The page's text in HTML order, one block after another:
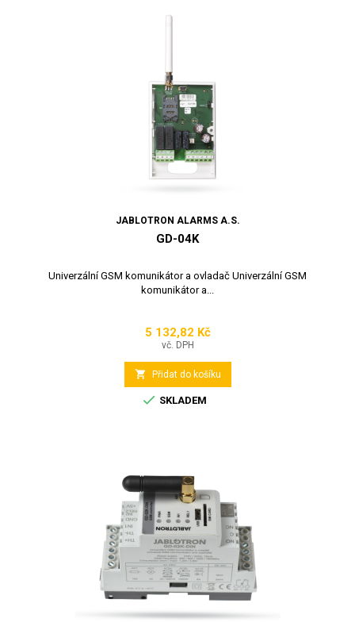
JABLOTRON ALARMS A.S.
GD-04K
Univerzální GSM komunikátor a ovladač Univerzální GSM
komunikátor a...
Cena
5 132,82 Kč
vč. DPH
 Přidat do košíku
 SKLADEM